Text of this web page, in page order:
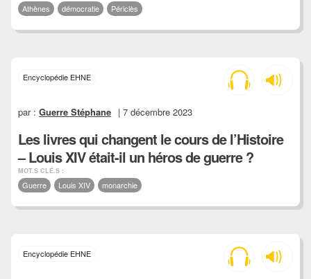
Athènes démocratie Périclès
Encyclopédie EHNE
par :Guerre Stéphane | 7 décembre 2023
Les livres qui changent le cours de l’Histoire
– Louis XIV était-il un héros de guerre ?
MOT.S CLÉ.S :
Guerre Louis XIV monarchie
Encyclopédie EHNE